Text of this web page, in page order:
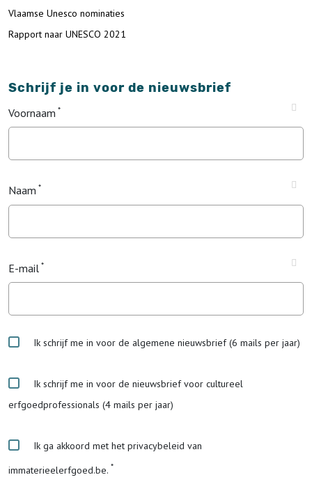
Vlaamse Unesco nominaties
Rapport naar UNESCO 2021
Schrijf je in voor de nieuwsbrief
Voornaam
Naam
E-mail
Ik schrijf me in voor de algemene nieuwsbrief (6 mails per jaar)
Ik schrijf me in voor de nieuwsbrief voor cultureel
erfgoedprofessionals (4 mails per jaar)
Ik ga akkoord met het privacybeleid van
immaterieelerfgoed.be.